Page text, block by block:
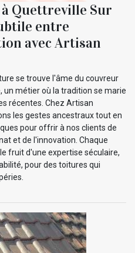
Quettreville Sur
entre
avec Artisan
se trouve l'âme du couvreur
un métier où la tradition se marie
récentes. Chez Artisan
les gestes ancestraux tout en
pour offrir à nos clients de
et de l'innovation. Chaque
fruit d'une expertise séculaire,
pour des toitures qui